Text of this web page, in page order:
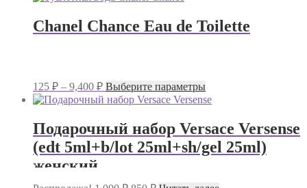
2,540 ₽
несколько
вариаций.
странице
товара.
Chanel Chance Eau de Toilette
125 ₽ – 9,400 ₽Диапазон
цен:
9,400 ₽
Выберите параметрыЭтот
товар
имеет
несколько
вариаций.
Опции
можно
Подарочный набор Versace Versense
(edt 5ml+b/lot 25ml+sh/gel 25ml)
женский